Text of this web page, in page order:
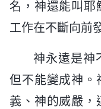
名，神還能叫耶
工作在不斷向前
神永遠是神
但不能變成神。
義、神的威嚴，